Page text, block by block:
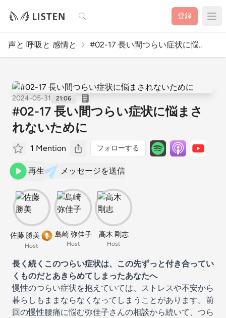
検索 登録
声と 呼吸と 感情と #02-17 長い間つらい症状に悩..
2024-05-31 21:06
#02-17 長い間つらい症状に悩まさ
れないために
1 Mention フォローする
再生 メッセージを送信
佐藤 勝美
Host
島崎 弥佳子
Host
高木 剛志
Host
長く続くこのつらい症状は、この先ずっと付き合ってい
くものだとあきらめてしまったあなたへ
慢性のつらい症状を抱えていては、ストレスや不安から
暮らしもままならなくなってしまうことがあります。前
回の慢性腰痛に悩む弥佳子さんの相談から続いて、つら